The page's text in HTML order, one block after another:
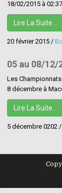
18/02/2015 à
Lire La Suite…
20 février 2015 /
05 au 08/12/
Les
8 décembre à
Lire La Suite…
5 décembre 0202